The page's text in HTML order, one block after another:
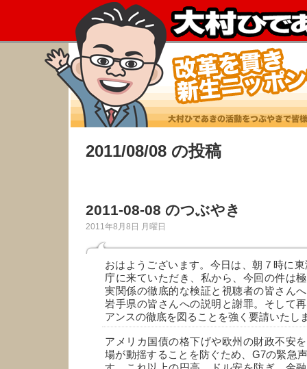
2011/08/08 の投稿
2011-08-08 のつぶやき
2011年8月8日 月曜日
おはようございます。今日は、朝７時に
庁に来ていただき、私から、今回の件は
実関係の徹底的な検証と視聴者の皆さん
岩手県の皆さんへの説明と謝罪。そして
アンスの徹底を図ることを強く要請いたし
アメリカ国債の格下げや欧州の財政不安
場が動揺することを防ぐため、G7の緊急